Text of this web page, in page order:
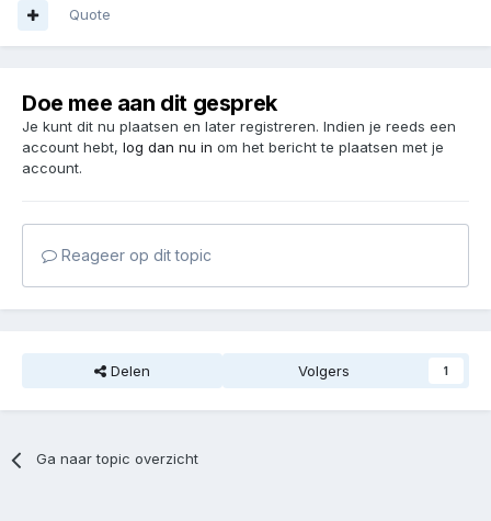
Quote
Doe mee aan dit gesprek
Je kunt dit nu plaatsen en later registreren. Indien je reeds een
account hebt, log dan nu in om het bericht te plaatsen met je
account.
Reageer op dit topic
Delen Volgers 1
Ga naar topic overzicht